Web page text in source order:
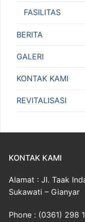
FASILITAS
BERITA
GALERI
KONTAK KAMI
REVITALISASI
KONTAK KAMI
Alamat : Jl. Taak
Sukawati – Gianyar
Phone : (0361) 298